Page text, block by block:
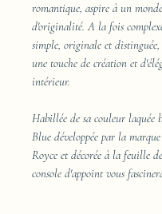
romantique, aspire à un
d'originalité. A la fois
simple, originale et
une touche de création et
intérieur.
Habillée de sa couleur laquée
Blue développée par la
Royce et décorée à la feuille
console d'appoint vous